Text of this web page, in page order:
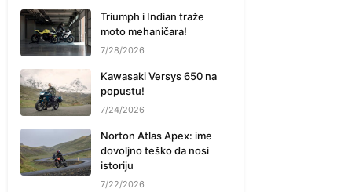
Triumph i Indian traže
moto mehaničara!
7/28/2026
Kawasaki Versys 650 na
popustu!
7/24/2026
Norton Atlas Apex: ime
dovoljno teško da nosi
istoriju
7/22/2026